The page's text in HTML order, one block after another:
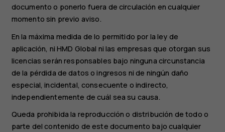
documento o ponerlo fuera de circulación en cualquier
momento sin previo aviso.
En la máxima medida de lo permitido por la ley de
aplicación, ni HMD Global ni las empresas que otorgan sus
licencias serán responsables bajo ninguna circunstancia
de la pérdida de datos o ingresos ni de ningún daño
especial, incidental, consecuente o indirecto,
independientemente de cuál sea su causa.
Queda prohibida la reproducción o distribución de todo o
parte del contenido de este documento bajo cualquier